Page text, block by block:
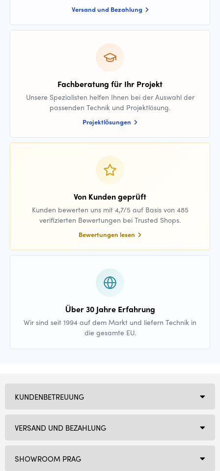
Versand und Bezahlung
Fachberatung für Ihr Projekt
Unsere Spezialisten helfen Ihnen bei der Auswahl der
passenden Technik und Projektlösung.
Projektlösungen
Von Kunden geprüft
Kunden bewerten uns mit 4,7/5 auf Basis von 485
verifizierten Bewertungen bei Trusted Shops.
Bewertungen lesen
Über 30 Jahre Erfahrung
Wir sind seit 1994 auf dem Markt und liefern Technik in
die gesamte EU.
SHOWROOM PRAG
KUNDENBETREUUNG
VERSAND UND BEZAHLUNG